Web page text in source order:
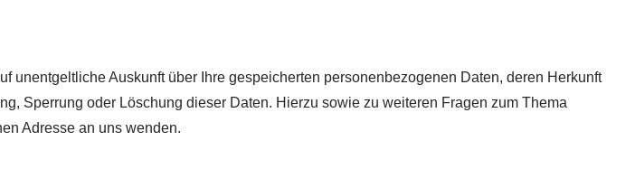
Auskunft über Ihre gespeicherten personenbezogenen Daten, deren Herkunft
Sperrung oder Löschung dieser Daten. Hierzu sowie zu weiteren Fragen zum Thema
Adresse an uns wenden.